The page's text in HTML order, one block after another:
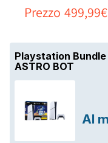
Prezzo 499,99€